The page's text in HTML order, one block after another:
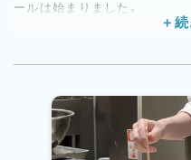
ールは始まりました。
ルシーズンズ」、「27℃」など
し、地産地消にこだわった果
からモンシェールらしさを楽
展開しています。